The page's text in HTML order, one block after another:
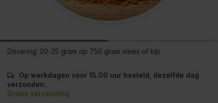
Dosering: 20-25 gram op 750 gram vlees of kip
Op werkdagen voor 15.00 uur besteld, dezelfde dag
verzonden.
Gratis verzending